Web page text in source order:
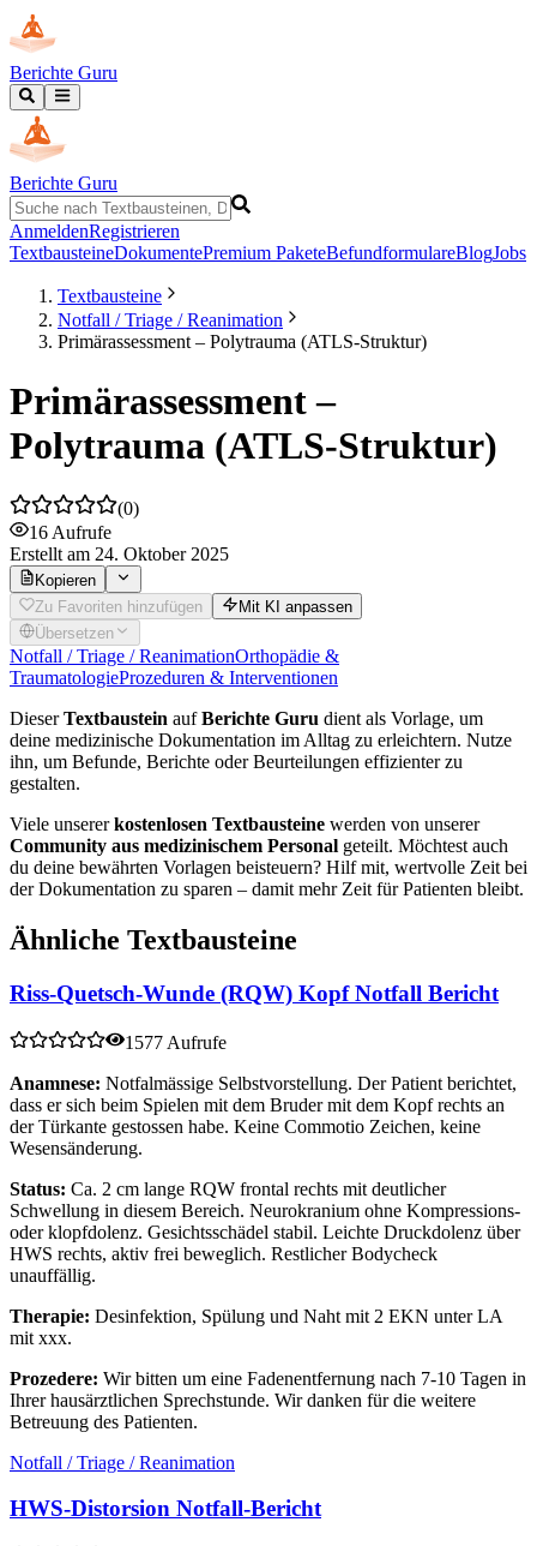
Berichte Guru
Berichte Guru
AnmeldenRegistrieren
TextbausteineDokumentePremium PaketeBefundformulareBlogJobs
Textbausteine
Notfall / Triage / Reanimation
Primärassessment – Polytrauma (ATLS-Struktur)
Primärassessment –
Polytrauma (ATLS-Struktur)
(0)
16 Aufrufe
Erstellt am 24. Oktober 2025
Kopieren
Zu Favoriten hinzufügen
Mit KI anpassen
Übersetzen
Notfall / Triage / ReanimationOrthopädie &
TraumatologieProzeduren & Interventionen
DieserTextbaustein aufBerichte Guru dient als Vorlage, um
deine medizinische Dokumentation im Alltag zu erleichtern. Nutze
ihn, um Befunde, Berichte oder Beurteilungen effizienter zu
gestalten.
Viele unsererkostenlosen Textbausteine werden von unserer
Community aus medizinischem Personal geteilt. Möchtest auch
du deine bewährten Vorlagen beisteuern? Hilf mit, wertvolle Zeit bei
der Dokumentation zu sparen – damit mehr Zeit für Patienten bleibt.
Ähnliche Textbausteine
Riss-Quetsch-Wunde (RQW) Kopf Notfall Bericht
1577 Aufrufe
Anamnese: Notfalmässige Selbstvorstellung. Der Patient berichtet,
dass er sich beim Spielen mit dem Bruder mit dem Kopf rechts an
der Türkante gestossen habe. Keine Commotio Zeichen, keine
Wesensänderung.
Status: Ca. 2 cm lange RQW frontal rechts mit deutlicher
Schwellung in diesem Bereich. Neurokranium ohne Kompressions-
oder klopfdolenz. Gesichtsschädel stabil. Leichte Druckdolenz über
HWS rechts, aktiv frei beweglich. Restlicher Bodycheck
unauffällig.
Therapie: Desinfektion, Spülung und Naht mit 2 EKN unter LA
mit xxx.
Prozedere: Wir bitten um eine Fadenentfernung nach 7-10 Tagen in
Ihrer hausärztlichen Sprechstunde. Wir danken für die weitere
Betreuung des Patienten.
Notfall / Triage / Reanimation
HWS-Distorsion Notfall-Bericht